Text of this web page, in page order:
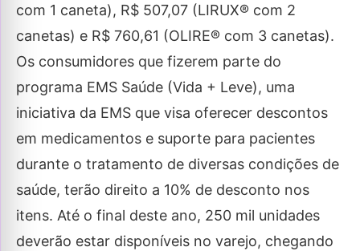
com 1 caneta), R$ 507,07 (LIRUX® com 2
canetas) e R$ 760,61 (OLIRE® com 3 canetas).
Os consumidores que fizerem parte do
programa EMS Saúde (Vida + Leve), uma
iniciativa da EMS que visa oferecer descontos
em medicamentos e suporte para pacientes
durante o tratamento de diversas condições de
saúde, terão direito a 10% de desconto nos
itens. Até o final deste ano, 250 mil unidades
deverão estar disponíveis no varejo, chegando